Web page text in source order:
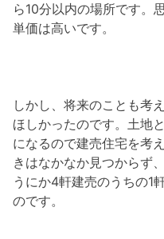
ら10分以内の場所です。
単価は高いです。
しかし、将来のことも考
ほしかったのです。土地
になるので建売住宅を考
きはなかなか見つからず
うにか4軒建売のうちの1
のです。